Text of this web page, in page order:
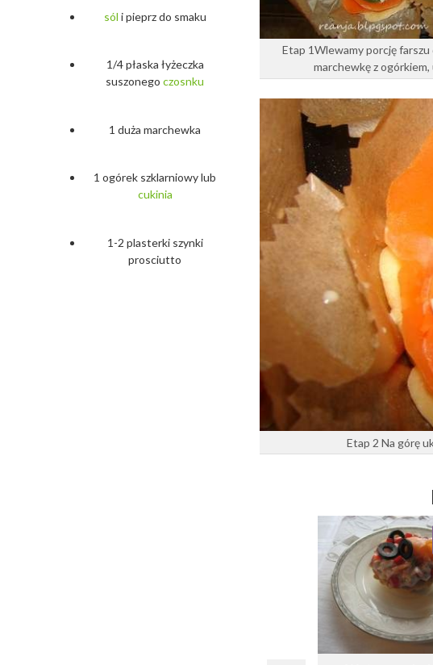
sól i pieprz do smaku
1/4 płaska łyżeczka
suszonego czosnku
1 duża marchewka
1 ogórek szklarniowy lub
cukinia
1-2 plasterki szynki
prosciutto
Etap 1Wlewamy porcję
marchewkę z
Etap 2 Na górę
Dodaj do
Wybierz